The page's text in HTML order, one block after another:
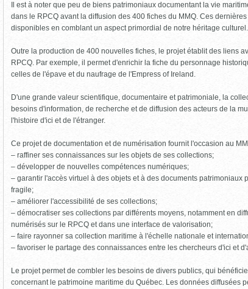
Il est à noter que peu de biens patrimoniaux documentant la vie
dans le RPCQ avant la diffusion des 400 fiches du MMQ. Ces
disponibles en comblant un aspect primordial de notre héritage culturel.
Outre la production de 400 nouvelles fiches, le projet établit des liens
RPCQ. Par exemple, il permet d'enrichir la fiche du personnage
celles de l'épave et du naufrage de l'Empress of Ireland.
D'une grande valeur scientifique, documentaire et patrimoniale, la
besoins d'information, de recherche et de diffusion des acteurs de la
l'histoire d'ici et de l'étranger.
Ce projet de documentation et de numérisation fournit l'occasion au
– raffiner ses connaissances sur les objets de ses collections;
– développer de nouvelles compétences numériques;
– garantir l'accès virtuel à des objets et à des documents patrimoniaux
fragile;
– améliorer l'accessibilité de ses collections;
– démocratiser ses collections par différents moyens, notamment en
numérisés sur le RPCQ et dans une interface de valorisation;
– faire rayonner sa collection maritime à l'échelle nationale et
– favoriser le partage des connaissances entre les chercheurs d'ici et
Le projet permet de combler les besoins de divers publics, qui
concernant le patrimoine maritime du Québec. Les données diffusées